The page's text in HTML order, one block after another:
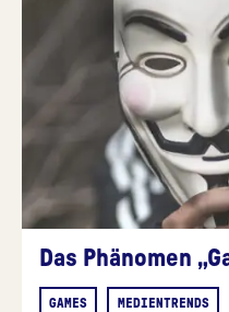
Das Phänomen
GAMES MEDIENTRENDS